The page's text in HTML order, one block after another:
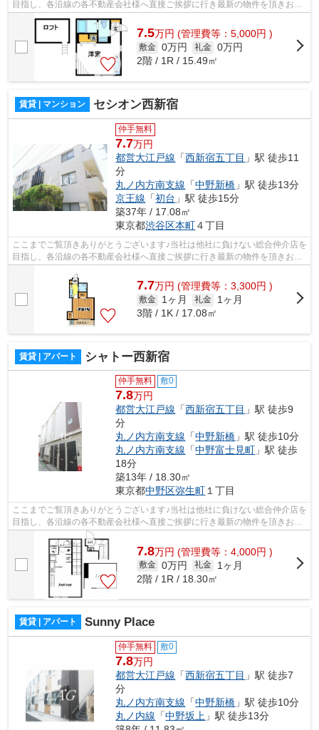
目指し、各沿線の各不動産会社様へ直接ご挨拶に行き最新の物件を頂きお客
様へ提供しております！最新の情報は...
7.5万円 (管理費等：5,000円 )
敷金 0万円 礼金 0万円
2階 / 1R / 15.49㎡
賃貸 | マンション セシオン西新宿
仲手無料
7.7万円
都営大江戸線 「西新宿五丁目 」駅 徒歩11
分
丸ノ内方南支線 「中野新橋 」駅 徒歩13分
京王線 「初台 」駅 徒歩15分
築37年 / 17.08㎡
東京都渋谷区本町４丁目
ここまでご覧頂きありがとうございます♪当社は他社に負けない総合仲介店を
目指し、各沿線の各不動産会社様へ直接ご挨拶に行き最新の物件を頂きお客
様へ提供しております！最新の情報は...
7.7万円 (管理費等：3,300円 )
敷金 1ヶ月 礼金
1ヶ月
3階 / 1K / 17.08㎡
賃貸 | アパート シャトー西新宿
仲手無料 敷0
7.8万円
都営大江戸線 「西新宿五丁目 」駅 徒歩9
分
丸ノ内方南支線 「中野新橋 」駅 徒歩10分
丸ノ内方南支線 「中野富士見町 」駅 徒歩
18分
築13年 / 18.30㎡
東京都中野区弥生町１丁目
ここまでご覧頂きありがとうございます♪当社は他社に負けない総合仲介店を
目指し、各沿線の各不動産会社様へ直接ご挨拶に行き最新の物件を頂きお客
様へ提供しております！最新の情報は...
7.8万円 (管理費等：4,000円 )
敷金 0万円 礼金
1ヶ月
2階 / 1R / 18.30㎡
賃貸 | アパート Sunny Place
仲手無料 敷0
7.8万円
都営大江戸線 「西新宿五丁目 」駅 徒歩7
分
丸ノ内方南支線 「中野新橋 」駅 徒歩10分
丸ノ内線 「中野坂上 」駅 徒歩13分